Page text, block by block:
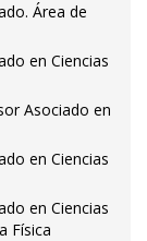
Área de
en Ciencias
Asociado en
en Ciencias
en Ciencias
Física